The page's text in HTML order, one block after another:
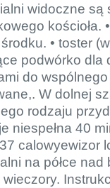
widoczne są
kościoła.
• toster
podwórko dla
do
W dolnej
rodzaju
niespełna 40
calowyewizor
na półce nad